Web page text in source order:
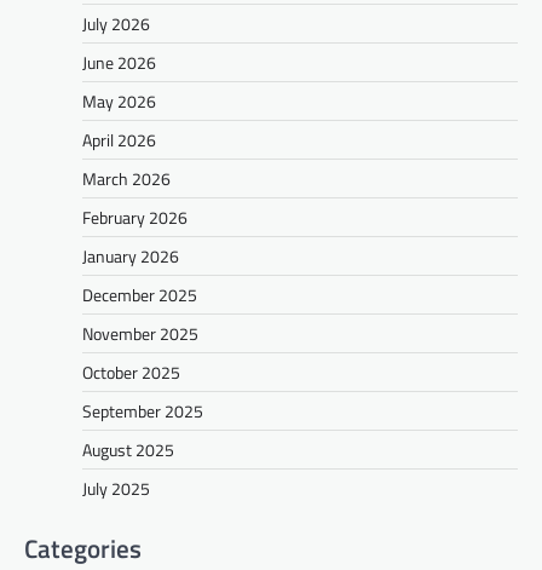
July 2026
June 2026
May 2026
April 2026
March 2026
February 2026
January 2026
December 2025
November 2025
October 2025
September 2025
August 2025
July 2025
Categories